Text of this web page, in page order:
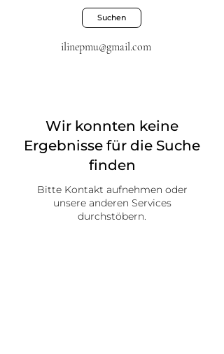
ilinepmu@gmail.com
Suchen
Wir konnten keine
Ergebnisse für die Suche
finden
Bitte Kontakt aufnehmen oder
unsere anderen Services
durchstöbern.